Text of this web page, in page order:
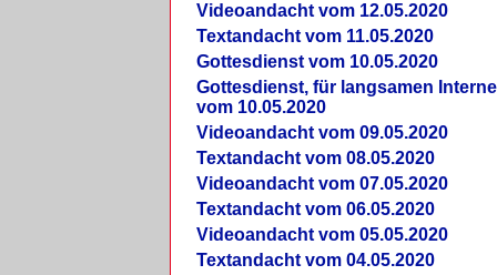
Videoandacht vom 12.05.2020
Textandacht vom 11.05.2020
Gottesdienst vom 10.05.2020
Gottesdienst, für langsamen
vom 10.05.2020
Videoandacht vom 09.05.2020
Textandacht vom 08.05.2020
Videoandacht vom 07.05.2020
Textandacht vom 06.05.2020
Videoandacht vom 05.05.2020
Textandacht vom 04.05.2020